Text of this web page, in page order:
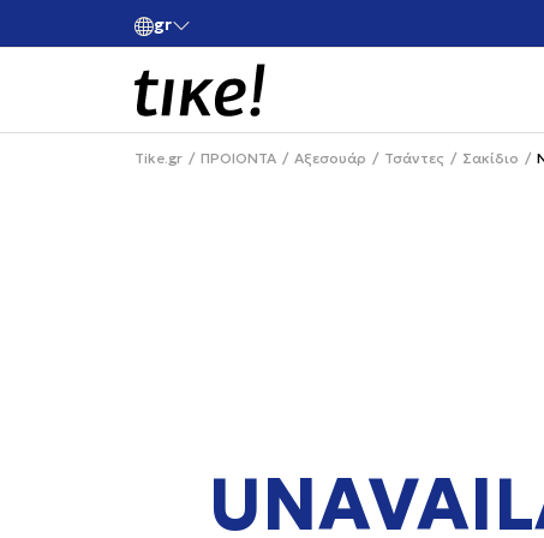
grΚάνε εγγραφή και κέρδισε -10% στην πρώτη σου
Tike.gr ΠΡΟΙΟΝΤΑ Αξεσουάρ Τσάντες Σακίδιο